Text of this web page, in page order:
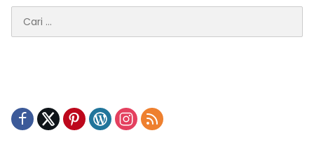
untuk: